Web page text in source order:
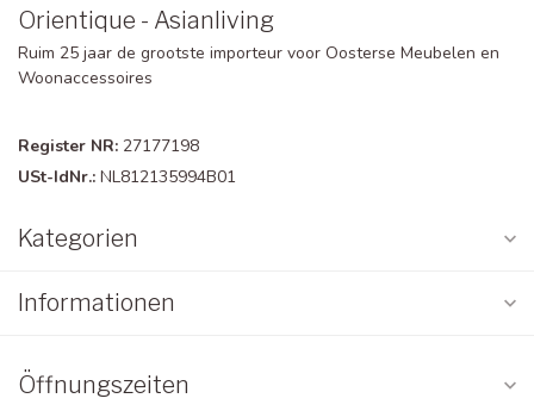
Orientique - Asianliving
Ruim 25 jaar de grootste importeur voor Oosterse Meubelen en
Woonaccessoires
Register NR: 27177198
USt-IdNr.: NL812135994B01
Kategorien
Informationen
Öffnungszeiten